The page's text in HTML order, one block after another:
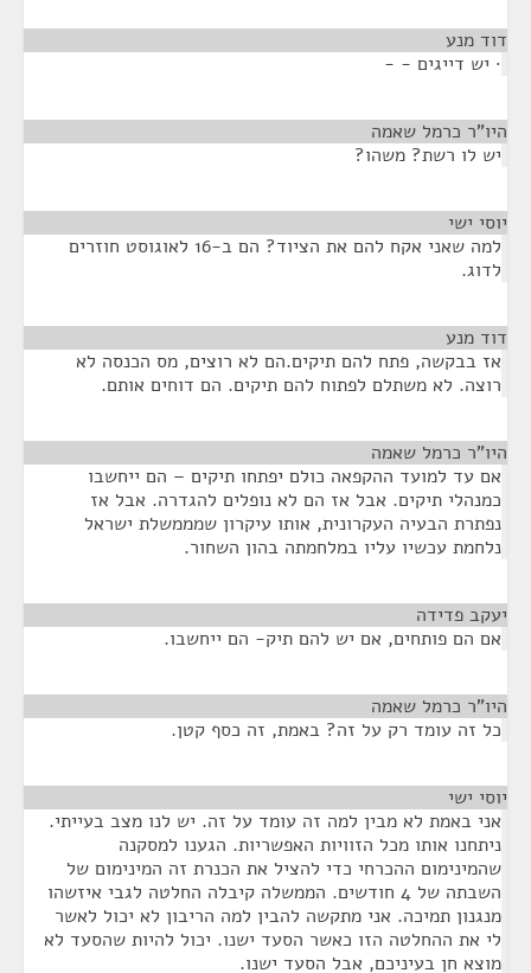
דוד מנע
· יש דייגים - -
היו"ר כרמל שאמה
יש לו רשת? משהו?
יוסי ישי
למה שאני אקח להם את הציוד? הם ב-16 לאוגוסט חוזרים
לדוג.
דוד מנע
אז בבקשה, פתח להם תיקים.הם לא רוצים, מס הכנסה לא
רוצה. לא משתלם לפתוח להם תיקים. הם דוחים אותם.
היו"ר כרמל שאמה
אם עד למועד ההקפאה כולם יפתחו תיקים – הם ייחשבו
כמנהלי תיקים. אבל אז הם לא נופלים להגדרה. אבל אז
נפתרת הבעיה העקרונית, אותו עיקרון שמממשלת ישראל
נלחמת עכשיו עליו במלחמתה בהון השחור.
יעקב פדידה
אם הם פותחים, אם יש להם תיק- הם ייחשבו.
היו"ר כרמל שאמה
כל זה עומד רק על זה? באמת, זה כסף קטן.
יוסי ישי
אני באמת לא מבין למה זה עומד על זה. יש לנו מצב בעייתי.
ניתחנו אותו מכל הזוויות האפשריות. הגענו למסקנה
שהמינימום ההכרחי כדי להציל את הכנרת זה המינימום של
השבתה של 4 חודשים. הממשלה קיבלה החלטה לגבי איזשהו
מנגנון תמיכה. אני מתקשה להבין למה הריבון לא יכול לאשר
לי את ההחלטה הזו כאשר הסעד ישנו. יכול להיות שהסעד לא
מוצא חן בעיניכם, אבל הסעד ישנו.